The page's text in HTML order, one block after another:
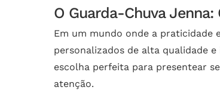
O Guarda-Chuva
Em um mundo onde a praticidade
personalizados de alta qualidade
escolha perfeita para presentear
atenção.